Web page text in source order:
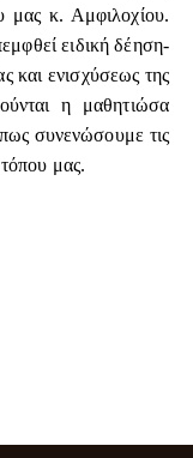
μας κ. Αμφιλοχίου.
ειδική δέηση-
και ενισχύσεως της
η μαθητιώσα
συνενώσουμε τις
μας.